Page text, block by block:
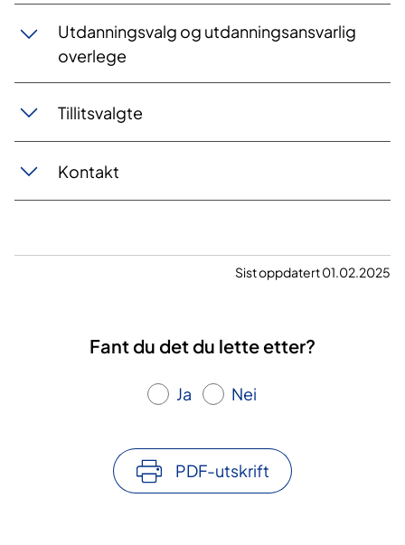
Utdanningsvalg og utdanningsansvarlig
overlege
Tillitsvalgte
Kontakt
Sist oppdatert 01.02.2025
Fant du det du lette etter?
Ja Nei
PDF-utskrift